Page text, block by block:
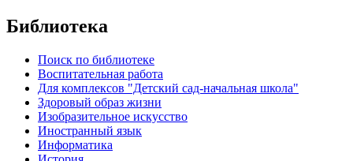
Библиотека
Поиск по библиотеке
Воспитательная работа
Для комплексов "Детский сад-начальная школа"
Здоровый образ жизни
Изобразительное искусство
Иностранный язык
Информатика